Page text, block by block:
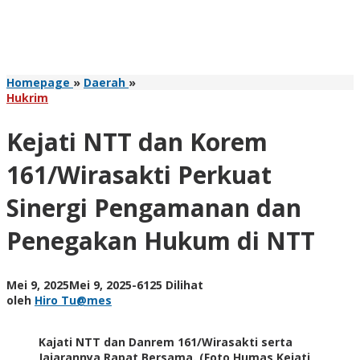
Homepage » Daerah »Kejati
161/Wirasakti
Sinergi
Pengamanan
dan
Penegakan
Hukum
di
Hukrim
Kejati NTT dan Korem
161/Wirasakti Perkuat
Sinergi Pengamanan dan
Penegakan Hukum di NTT
Mei 9, 2025Mei 9, 2025oleh
-6125 Dilihat
oleh Hiro Tu@mes
Kajati NTT dan Danrem 161/Wirasakti serta